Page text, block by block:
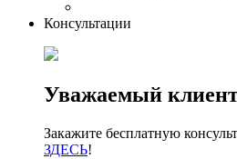
Консультации
Уважаемый
Закажите бесплатную
ЗДЕСЬ!